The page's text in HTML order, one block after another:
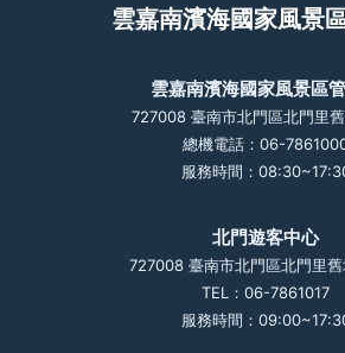
雲嘉南濱海國家風景
雲嘉南濱海國家風景區
727008 臺南市北門區北門里
總機電話：06-
服務時間：
北門遊客中心
727008 臺南市北門區北門里
TEL：06-7861017
服務時間：